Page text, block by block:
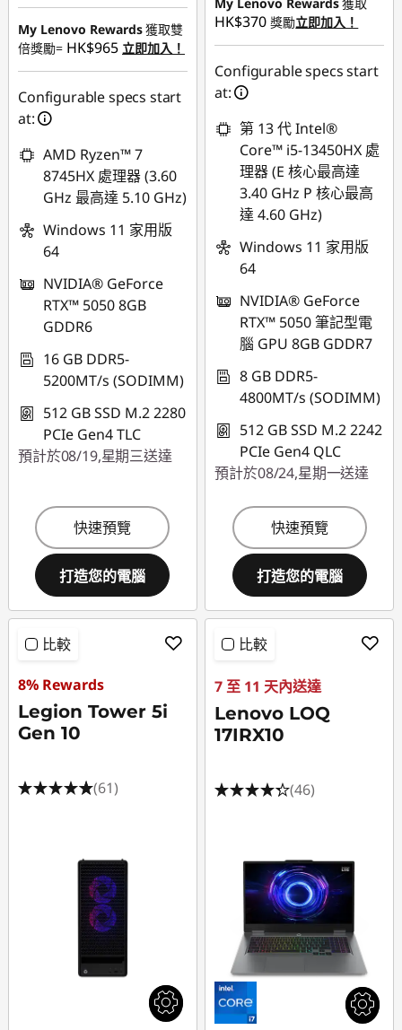
My Lenovo Rewards獲取雙
倍獎勵= HK$965 立即加入！
Configurable specs start
at:
AMD Ryzen™ 7
8745HX 處理器 (3.60
GHz 最高達 5.10 GHz)
Windows 11 家用版
64
NVIDIA® GeForce
RTX™ 5050 8GB
GDDR6
16 GB DDR5-
5200MT/s (SODIMM)
512 GB SSD M.2 2280
PCIe Gen4 TLC
預計於08/19,星期三送達
快速預覽
打造您的電腦
HK$370 獎勵立即加入！
Configurable specs start
at:
第 13 代 Intel®
Core™ i5-13450HX 處
理器 (E 核心最高達
3.40 GHz P 核心最高
達 4.60 GHz)
Windows 11 家用版
64
NVIDIA® GeForce
RTX™ 5050 筆記型電
腦 GPU 8GB GDDR7
8 GB DDR5-
4800MT/s (SODIMM)
512 GB SSD M.2 2242
PCIe Gen4 QLC
預計於08/24,星期一送達
快速預覽
打造您的電腦
比較
8% Rewards
Legion Tower 5i
Gen 10
(61)
比較
7 至 11 天內送達
Lenovo LOQ
17IRX10
(46)